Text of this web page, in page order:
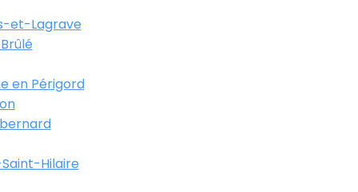
et-Lagrave
en Périgord
Hilaire